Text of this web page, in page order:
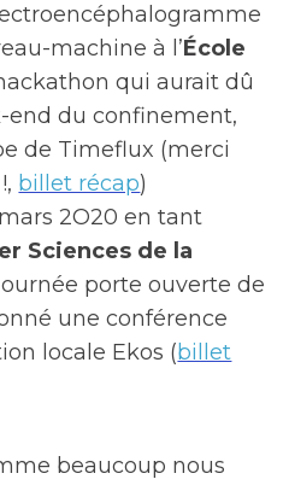
machine à l’École
qui aurait dû
end du confinement,
de Timeflux (merci
billet récap)
2O20 en tant
Sciences de la
porte ouverte de
une conférence
locale Ekos (billet
beaucoup nous